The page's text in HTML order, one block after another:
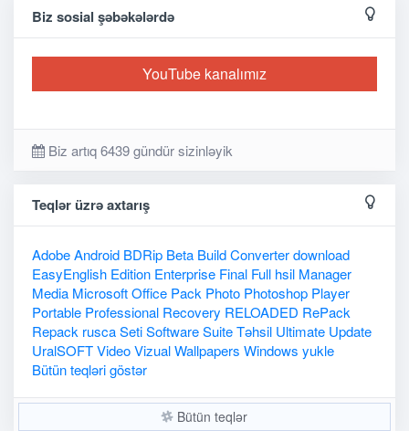
Biz sosial şəbəkələrdə
YouTube kanalımız
Biz artıq 6439 gündür sizinləyik
Teqlər üzrə axtarış
AdobeAndroid BDRip Beta BuildConverterdownload
EasyEnglish Edition Enterprise Final Full hsil Manager
Media MicrosoftOffice Pack Photo Photoshop Player
Portable Professional Recovery RELOADED RePack
Repack ruscaSetiSoftwareSuiteTəhsil Ultimate Update
UralSOFTVideoVizualWallpapers Windows yukle
Bütün teqləri göstər
Bütün teqlər